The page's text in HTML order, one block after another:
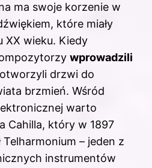
ma swoje korzenie w
które miały
XX wieku. Kiedy
wprowadzili
drzwi do
brzmień. Wśród
warto
Cahilla, który w 1897
– jeden z
instrumentów